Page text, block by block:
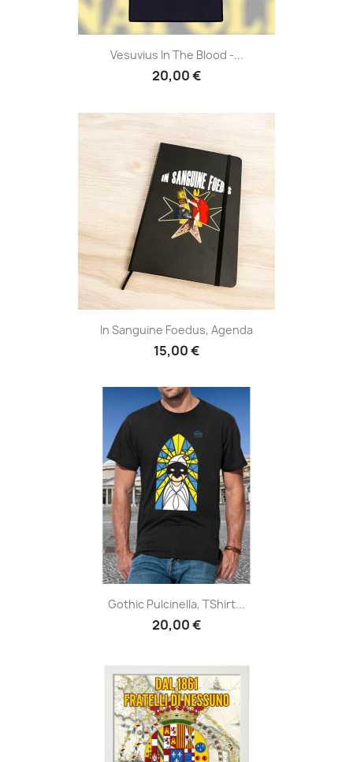
Vesuvius In The Blood -...
20,00 €
In Sanguine Foedus, Agenda
15,00 €
Gothic Pulcinella, TShirt...
20,00 €